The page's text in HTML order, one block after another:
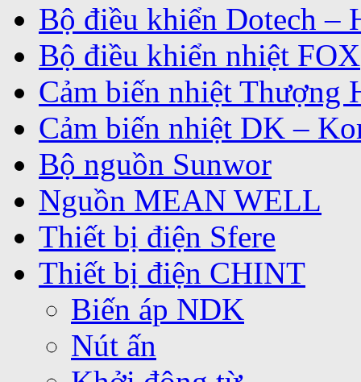
Bộ điều khiển Dotech –
Bộ điều khiển nhiệt FOX
Cảm biến nhiệt Thượng
Cảm biến nhiệt DK –
Bộ nguồn Sunwor
Nguồn MEAN WELL
Thiết bị điện Sfere
Thiết bị điện CHINT
Biến áp NDK
Nút ấn